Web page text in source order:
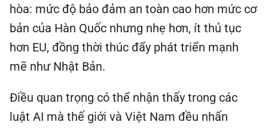
hòa: mức độ bảo đảm an toàn cao hơn mức cơ
bản của Hàn Quốc nhưng nhẹ hơn, ít thủ tục
hơn EU, đồng thời thúc đẩy phát triển mạnh
mẽ như Nhật Bản.
Điều quan trọng có thể nhận thấy trong các
luật AI mà thế giới và Việt Nam đều nhấn